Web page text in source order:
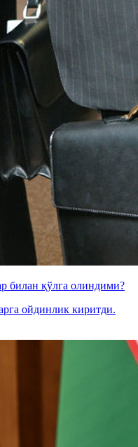
билан қўлга олиндими?
ойдинлик киритди.